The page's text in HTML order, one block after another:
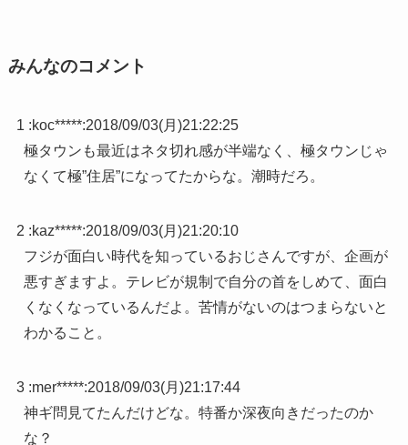
みんなのコメント
1 :koc*****:2018/09/03(月)21:22:25
極タウンも最近はネタ切れ感が半端なく、極タウンじゃ
なくて極”住居”になってたからな。潮時だろ。
2 :kaz*****:2018/09/03(月)21:20:10
フジが面白い時代を知っているおじさんですが、企画が
悪すぎますよ。テレビが規制で自分の首をしめて、面白
くなくなっているんだよ。苦情がないのはつまらないと
わかること。
3 :mer*****:2018/09/03(月)21:17:44
神ギ問見てたんだけどな。特番か深夜向きだったのか
な？